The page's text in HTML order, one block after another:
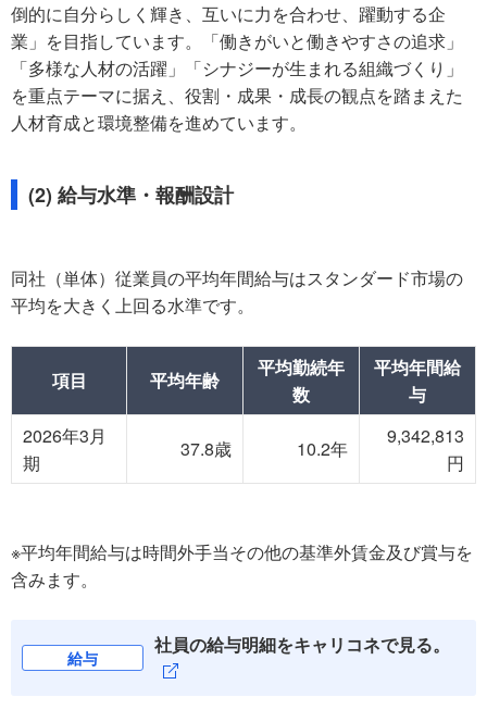
倒的に自分らしく輝き、互いに力を合わせ、躍動する企
業」を目指しています。「働きがいと働きやすさの追求」
「多様な人材の活躍」「シナジーが生まれる組織づくり」
を重点テーマに据え、役割・成果・成長の観点を踏まえた
人材育成と環境整備を進めています。
(2) 給与水準・報酬設計
同社（単体）従業員の平均年間給与はスタンダード市場の
平均を大きく上回る水準です。
項目 平均年齢
平均勤続年
数
平均年間給
与
2026年3月
期
37.8歳 10.2年
9,342,813
円
※平均年間給与は時間外手当その他の基準外賃金及び賞与を
含みます。
給与
社員の給与明細をキャリコネで見る。